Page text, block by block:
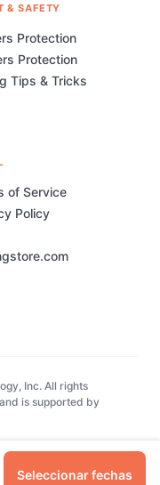
Seleccionar fechas
& SAFETY
Protection
Protection
Tips & Tricks
of Service
Policy
Inc. All rights
is supported by